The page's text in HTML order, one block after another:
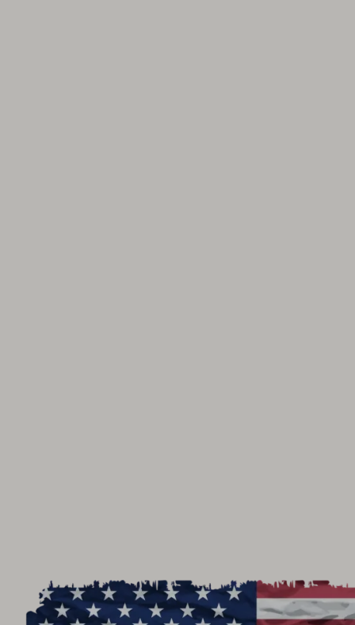
Kulttuurirahasto
SKR